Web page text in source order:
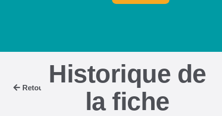
Retour
Historique de
la fiche